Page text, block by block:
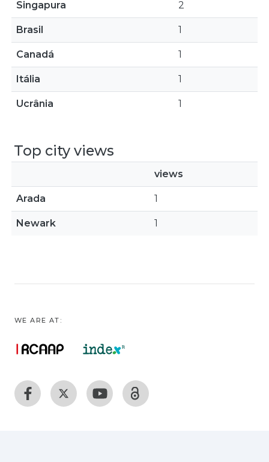
Singapura 2
Brasil 1
Canadá 1
Itália 1
Ucrânia 1
Top city views
views
Arada 1
Newark 1
WE ARE AT: